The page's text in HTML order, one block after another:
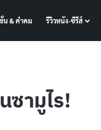
น & คำคม รีวิวหนัง-ซีรีส์
ามูไร!